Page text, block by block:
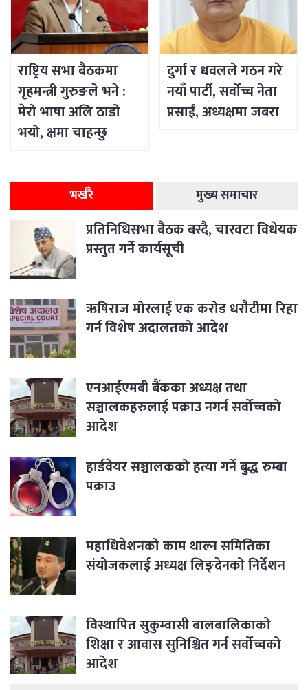
राष्ट्रिय सभा बैठकमा
गृहमन्त्री गुरुङले भने :
मेरो भाषा अलि ठाडो
भयो, क्षमा चाहन्छु
दुर्गा र धवलले गठन गरे
नयाँ पार्टी, सर्वोच्च नेता
प्रसाईं, अध्यक्षमा जबरा
भर्खरै मुख्य समाचार
प्रतिनिधिसभा बैठक बस्दै, चारवटा विधेयक
प्रस्तुत गर्ने कार्यसूची
ऋषिराज मोरलाई एक करोड धरौटीमा रिहा
गर्न विशेष अदालतको आदेश
एनआईएमबी बैंकका अध्यक्ष तथा
सञ्चालकहरुलाई पक्राउ नगर्न सर्वोच्चको
आदेश
हार्डवेयर सञ्चालकको हत्या गर्ने बुद्ध रुम्बा
पक्राउ
महाधिवेशनको काम थाल्न समितिका
संयोजकलाई अध्यक्ष लिङ्देनको निर्देशन
विस्थापित सुकुम्वासी बालबालिकाको
शिक्षा र आवास सुनिश्चित गर्न सर्वोच्चको
आदेश